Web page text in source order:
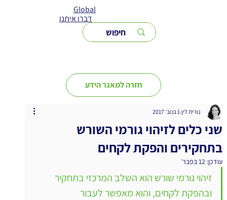
Global
דברו איתנו
חזרה למאגר הידע
שני כלים לזיהוי גורמי השורש
בתחקירים והפקת לקחים
נורית לין 1 בנוב׳ 2017
עודכן: 12 בפבר׳
זיהוי גורמי שורש הוא השלב המרכזי בתחקיר
ובהפקת לקחים, והוא מאפשר לעבור